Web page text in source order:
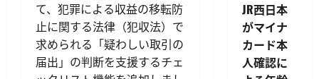
て、犯罪による収益の移転防
止に関する法律（犯収法）で
求められる「疑わしい取引の
届出」の判断を支援するチェ
JR西日本
がマイナ
カード本
人確認に